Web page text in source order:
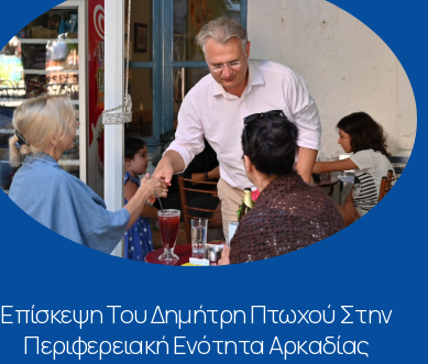
Επίσκεψη Του Δημήτρη Πτωχού Στην
Περιφερειακή Ενότητα Αρκαδίας